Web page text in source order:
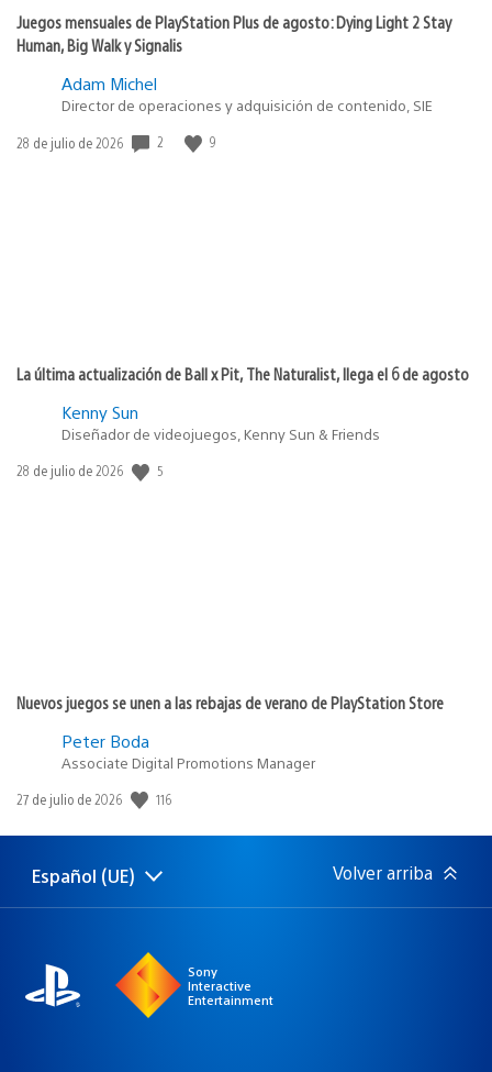
Juegos mensuales de PlayStation Plus de agosto: Dying Light 2 Stay
Human, Big Walk y Signalis
Adam Michel
Director de operaciones y adquisición de contenido, SIE
Fecha
28 de julio de 2026 2 9
La última actualización de Ball x Pit, The Naturalist, llega el 6 de agosto
Kenny Sun
Diseñador de videojuegos, Kenny Sun & Friends
Fecha
28 de julio de 2026 5
Nuevos juegos se unen a las rebajas de verano de PlayStation Store
Peter Boda
Associate Digital Promotions Manager
Fecha
publicación:
27 de julio de 2026 116
Selecciona
una
Región
actual:
Español (UE) Volver arriba
Sony
Interactive
Entertainment